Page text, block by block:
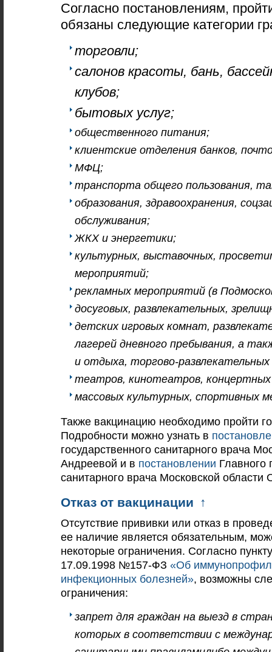
Согласно постановлениям,
обязаны следующие категории
торговли;
салонов красоты, бань,
клубов;
бытовых услуг;
общественного питания;
клиентские отделения банков,
МФЦ;
транспорта общего пользования,
образования, здравоохранения,
обслуживания;
ЖКХ и энергетики;
культурных, выставочных,
мероприятий;
рекламных мероприятий (в
досуговых, развлекательных,
детских игровых комнат,
лагерей дневного пребывания, а
и отдыха, торгово-
театров, кинотеатров, концертных
массовых культурных, спортивных
Также вакцинацию необходимо пройти
Подробности можно узнать в
государственного санитарного врача
Андреевой и в постановлении Главного
санитарного врача Московской
Отказ от вакцинации ↑
Отсутствие прививки или отказ в
ее наличие является обязательным,
некоторые ограничения. Согласно
17.09.1998 №157-ФЗ «Об
инфекционных болезней», возможны
ограничения:
запрет для граждан на выезд в
которых в соответствии с